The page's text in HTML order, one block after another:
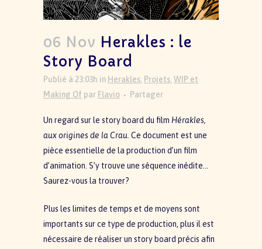
06 Nov Herakles : le
Story Board
Publié à 23:03h in Herakles, Projets,WIP et
Making Of par Flavio Partager
Un regard sur le story board du film Hérakles,
aux origines de la Crau. Ce document est une
pièce essentielle de la production d’un film
d’animation. S’y trouve une séquence inédite…
Saurez-vous la trouver?
Plus les limites de temps et de moyens sont
importants sur ce type de production, plus il est
nécessaire de réaliser un story board précis afin